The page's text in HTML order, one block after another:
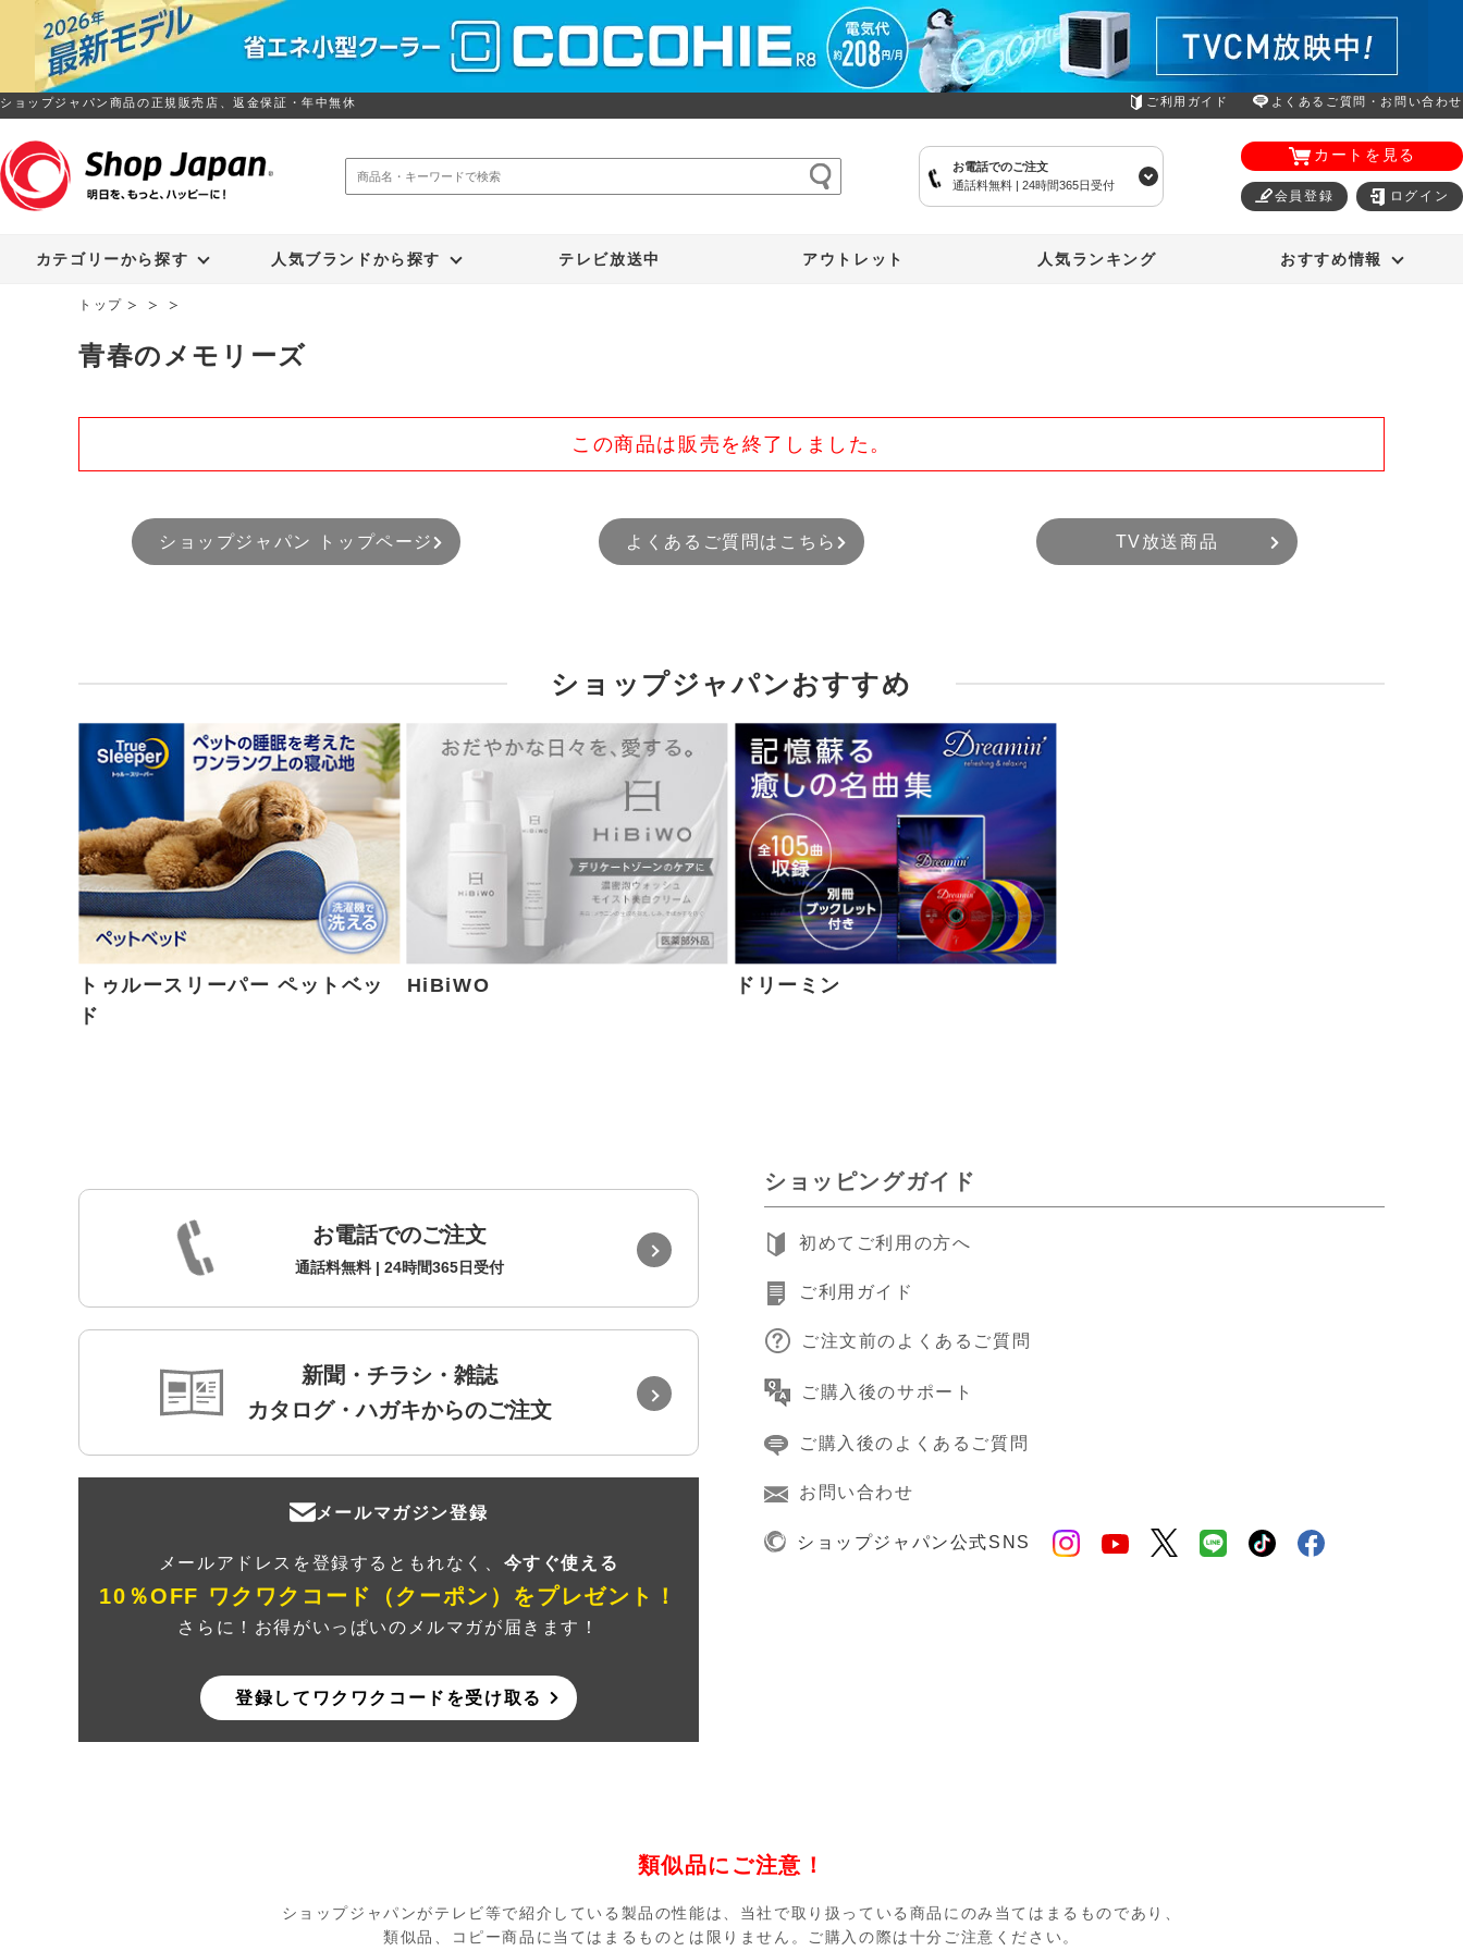
ショップジャパン商品の正規販売店、返金保証・年中無休 ご利用ガイド よくあるご質問・お問い合わせ
お電話でのご注文
通話料無料 | 24時間365日受付
カートを見る
会員登録 ログイン
カテゴリーから探す 人気ブランドから探す テレビ放送中 アウトレット 人気ランキング おすすめ情報
トップ
青春のメモリーズ
この商品は販売を終了しました。
ショップジャパン トップページ よくあるご質問はこちら TV放送商品
ショップジャパンおすすめ
トゥルースリーパー ペットベッ
ド
HiBiWO ドリーミン
お電話でのご注文
通話料無料 | 24時間365日受付
新聞・チラシ・雑誌
カタログ・ハガキからのご注文
メールマガジン登録
メールアドレスを登録するともれなく、 今すぐ使える
10％OFF ワクワクコード（クーポン） をプレゼント！
さらに！お得がいっぱいのメルマガが届きます！
登録してワクワクコードを受け取る
ショッピングガイド
初めてご利用の方へ
ご利用ガイド
ご注文前のよくあるご質問
ご購入後のサポート
ご購入後のよくあるご質問
お問い合わせ
ショップジャパン公式SNS
類似品にご注意！
ショップジャパンがテレビ等で紹介している製品の性能は、当社で取り扱っている商品にのみ当てはまるものであり、
類似品、コピー商品に当てはまるものとは限りません。ご購入の際は十分ご注意ください。